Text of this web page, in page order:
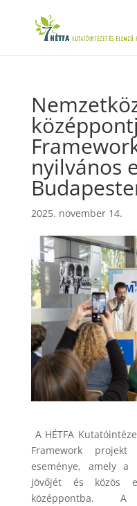
nyilvános
2025. november 14.
A HÉTFA
Framework
eseménye, amely a
jövőjét és közös
középpontba.